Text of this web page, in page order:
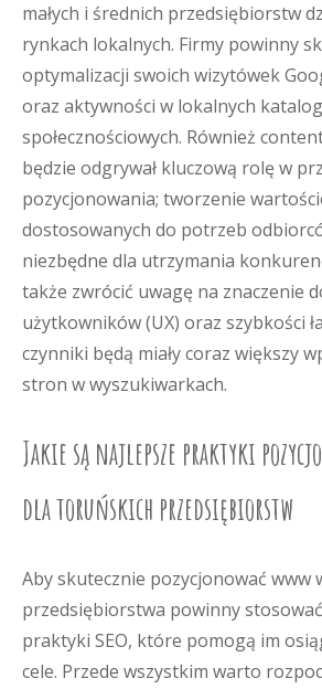
małych i średnich przedsiębiorstw
rynkach lokalnych. Firmy powinny
optymalizacji swoich wizytówek
oraz aktywności w lokalnych
społecznościowych. Również
będzie odgrywał kluczową rolę w
pozycjonowania; tworzenie
dostosowanych do potrzeb
niezbędne dla utrzymania
także zwrócić uwagę na znaczenie
użytkowników (UX) oraz szybkości
czynniki będą miały coraz większy
stron w wyszukiwarkach.
Jakie są najlepsze praktyki
dla toruńskich przedsiębiorstw
Aby skutecznie pozycjonować www
przedsiębiorstwa powinny
praktyki SEO, które pomogą im
cele. Przede wszystkim warto